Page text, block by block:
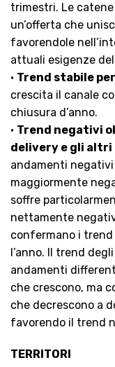
trimestri. Le
un’offerta che
favorendole
attuali esigenze
• Trend stabile
crescita il canale
chiusura d’anno.
• Trend negativi
delivery e gli altri
andamenti
maggiormente
soffre
nettamente
confermano i
l’anno. Il trend
andamenti
che crescono, ma
che decrescono a
favorendo il trend
TERRITORI